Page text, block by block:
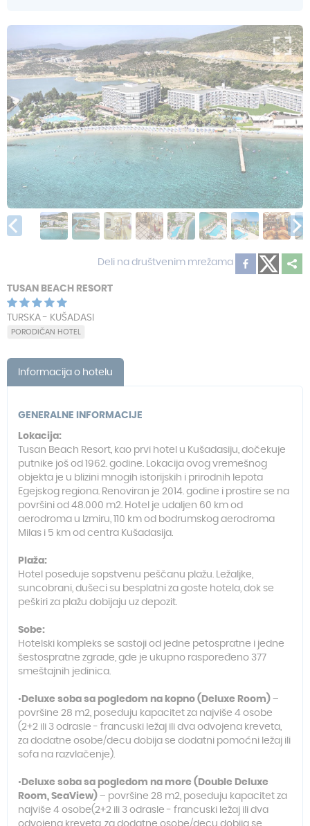
Deli na društvenim mrežama
TUSAN BEACH RESORT
TURSKA - KUŠADASI
PORODIČAN HOTEL
Informacija o hotelu
GENERALNE INFORMACIJE
Lokacija:
Tusan Beach Resort, kao prvi hotel u Kušadasiju, dočekuje
putnike još od 1962. godine. Lokacija ovog vremešnog
objekta je u blizini mnogih istorijskih i prirodnih lepota
Egejskog regiona. Renoviran je 2014. godine i prostire se na
površini od 48.000 m2. Hotel je udaljen 60 km od
aerodroma u Izmiru, 110 km od bodrumskog aerodroma
Milas i 5 km od centra Kušadasija.
Plaža:
Hotel poseduje sopstvenu peščanu plažu. Ležaljke,
suncobrani, dušeci su besplatni za goste hotela, dok se
peškiri za plažu dobijaju uz depozit.
Sobe:
Hotelski kompleks se sastoji od jedne petospratne i jedne
šestospratne zgrade, gde je ukupno raspoređeno 377
smeštajnih jedinica.
• Deluxe soba sa pogledom na kopno (Deluxe Room) –
površine 28 m2, poseduju kapacitet za najviše 4 osobe
(2+2 ili 3 odrasle - francuski ležaj ili dva odvojena kreveta,
za dodatne osobe/decu dobija se dodatni pomoćni ležaj ili
sofa na razvlačenje).
• Deluxe soba sa pogledom na more (Double Deluxe
Room, SeaView) – površine 28 m2, poseduju kapacitet za
najviše 4 osobe(2+2 ili 3 odrasle - francuski ležaj ili dva
odvojena kreveta, za dodatne osobe/decu dobija se